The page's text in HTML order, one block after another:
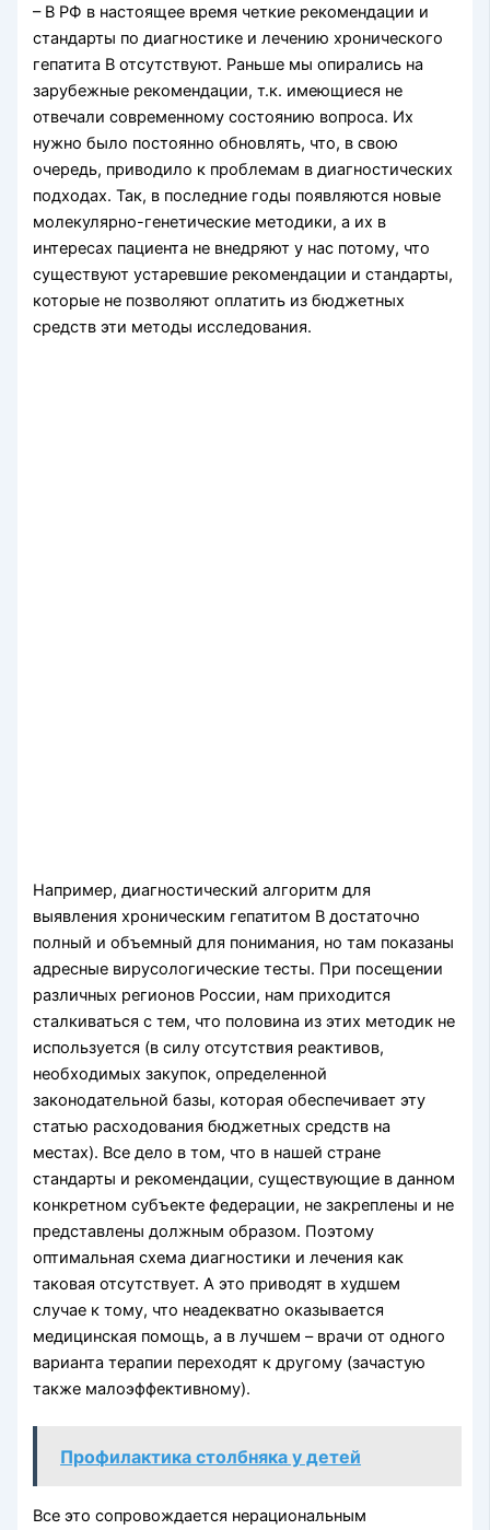
– В РФ в настоящее время четкие рекомендации и
стандарты по диагностике и лечению хронического
гепатита В отсутствуют. Раньше мы опирались на
зарубежные рекомендации, т.к. имеющиеся не
отвечали современному состоянию вопроса. Их
нужно было постоянно обновлять, что, в свою
очередь, приводило к проблемам в диагностических
подходах. Так, в последние годы появляются новые
молекулярно-генетические методики, а их в
интересах пациента не внедряют у нас потому, что
существуют устаревшие рекомендации и стандарты,
которые не позволяют оплатить из бюджетных
средств эти методы исследования.
Например, диагностический алгоритм для
выявления хроническим гепатитом В достаточно
полный и объемный для понимания, но там показаны
адресные вирусологические тесты. При посещении
различных регионов России, нам приходится
сталкиваться с тем, что половина из этих методик не
используется (в силу отсутствия реактивов,
необходимых закупок, определенной
законодательной базы, которая обеспечивает эту
статью расходования бюджетных средств на
местах). Все дело в том, что в нашей стране
стандарты и рекомендации, существующие в данном
конкретном субъекте федерации, не закреплены и не
представлены должным образом. Поэтому
оптимальная схема диагностики и лечения как
таковая отсутствует. А это приводят в худшем
случае к тому, что неадекватно оказывается
медицинская помощь, а в лучшем – врачи от одного
варианта терапии переходят к другому (зачастую
также малоэффективному).
Профилактика столбняка у детей
Все это сопровождается нерациональным